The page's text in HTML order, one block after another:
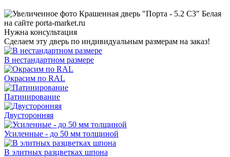
Нужна консультация
Сделаем эту дверь по индивидуальным размерам на заказ!
В нестандартном размере
Окрасим по RAL
Патинирование
Двусторонняя
Усиленные - до 50 мм толщиной
В элитных разцветках шпона